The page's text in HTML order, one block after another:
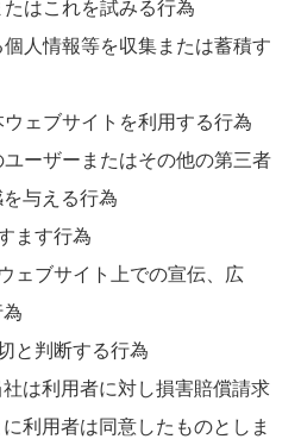
はこれを試みる行為
人情報等を収集または蓄積す
ェブサイトを利用する行為
ーザーまたはその他の第三者
与える行為
ます行為
ェブサイト上での宣伝、広
と判断する行為
社は利用者に対し損害賠償請求
利用者は同意したものとしま